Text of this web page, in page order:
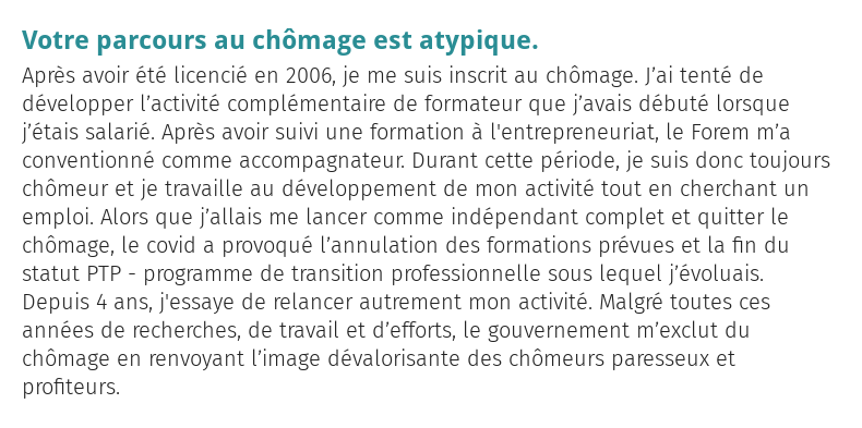
Votre parcours au chômage est atypique.
Après avoir été licencié en 2006, je me suis inscrit au chômage. J’ai tenté de
développer l’activité complémentaire de formateur que j’avais débuté lorsque
j’étais salarié. Après avoir suivi une formation à l'entrepreneuriat, le Forem m’a
conventionné comme accompagnateur. Durant cette période, je suis donc toujours
chômeur et je travaille au développement de mon activité tout en cherchant un
emploi. Alors que j’allais me lancer comme indépendant complet et quitter le
chômage, le covid a provoqué l’annulation des formations prévues et la fin du
statut PTP - programme de transition professionnelle sous lequel j’évoluais.
Depuis 4 ans, j'essaye de relancer autrement mon activité. Malgré toutes ces
années de recherches, de travail et d’efforts, le gouvernement m’exclut du
chômage en renvoyant l’image dévalorisante des chômeurs paresseux et
profiteurs.